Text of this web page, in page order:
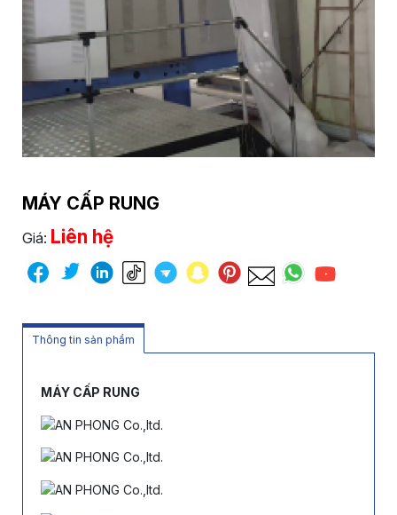
MÁY CẤP RUNG
Giá: Liên hệ
Thông tin sản phẩm
MÁY CẤP RUNG